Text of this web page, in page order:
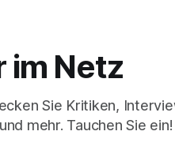
im Netz
Sie Kritiken,
mehr. Tauchen Sie ein!